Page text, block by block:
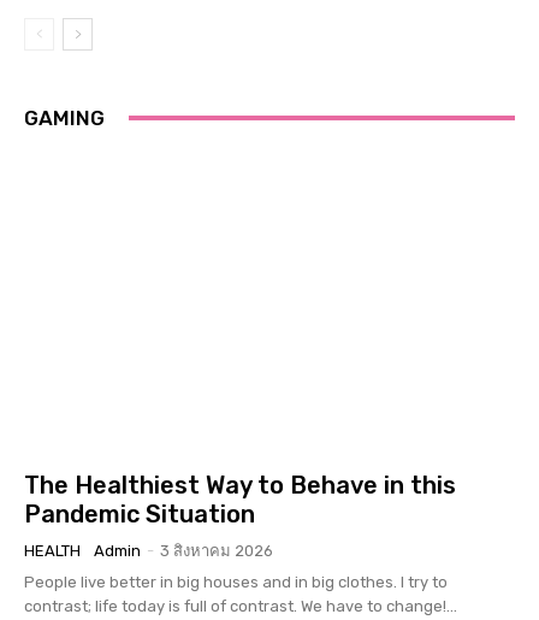
GAMING
The Healthiest Way to Behave in this
Pandemic Situation
HEALTH Admin - 3 สิงหาคม 2026
People live better in big houses and in big clothes. I try to
contrast; life today is full of contrast. We have to change!...